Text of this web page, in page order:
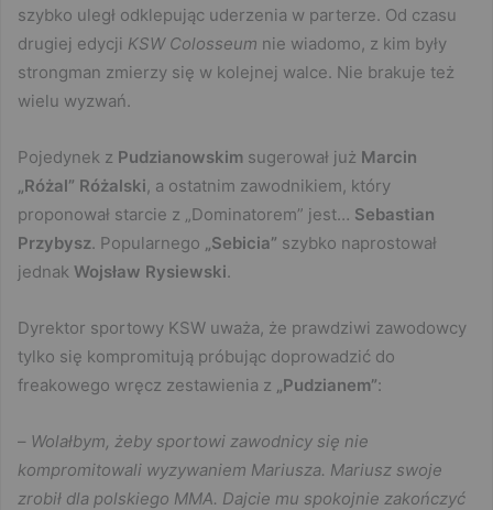
szybko uległ odklepując uderzenia w parterze. Od czasu
drugiej edycji KSW Colosseum nie wiadomo, z kim były
strongman zmierzy się w kolejnej walce. Nie brakuje też
wielu wyzwań.
Pojedynek z Pudzianowskim sugerował już Marcin
„Różal” Różalski, a ostatnim zawodnikiem, który
proponował starcie z „Dominatorem” jest… Sebastian
Przybysz. Popularnego „Sebicia” szybko naprostował
jednak Wojsław Rysiewski.
Dyrektor sportowy KSW uważa, że prawdziwi zawodowcy
tylko się kompromitują próbując doprowadzić do
freakowego wręcz zestawienia z
„Pudzianem”:
– Wolałbym, żeby sportowi zawodnicy się nie
kompromitowali wyzywaniem Mariusza. Mariusz swoje
zrobił dla polskiego MMA. Dajcie mu spokojnie zakończyć